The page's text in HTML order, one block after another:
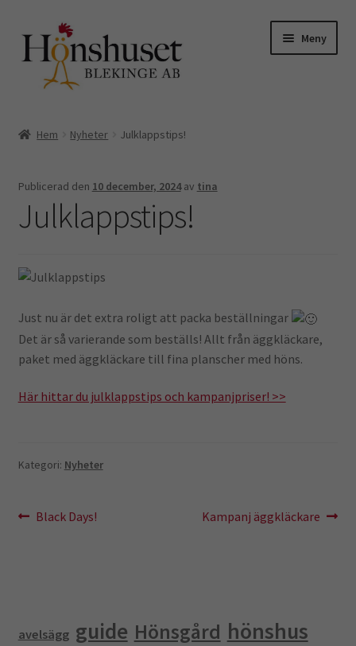
till
navigering
till
innehåll
Meny
Äggkartonger
Hemmet
Kuvös
Kampanj
Hem Nyheter Julklappstips!
Publicerad den 10 december, 2024 av tina
Julklappstips!
Just nu är det extra roligt att packa beställningar
Det är så varierande som beställs! Allt från äggkläckare,
paket med äggkläckare till fina planscher med höns.
Här hittar du julklappstips och kampanjpriser! >>
Kategori: Nyheter
Inläggsnavigering
Föregående
Black Days!
Nästa
Kampanj äggkläckare
avelsägg guide Hönsgård hönshus